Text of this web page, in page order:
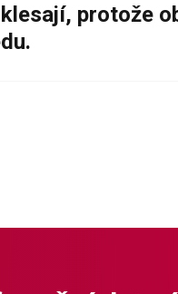
protože